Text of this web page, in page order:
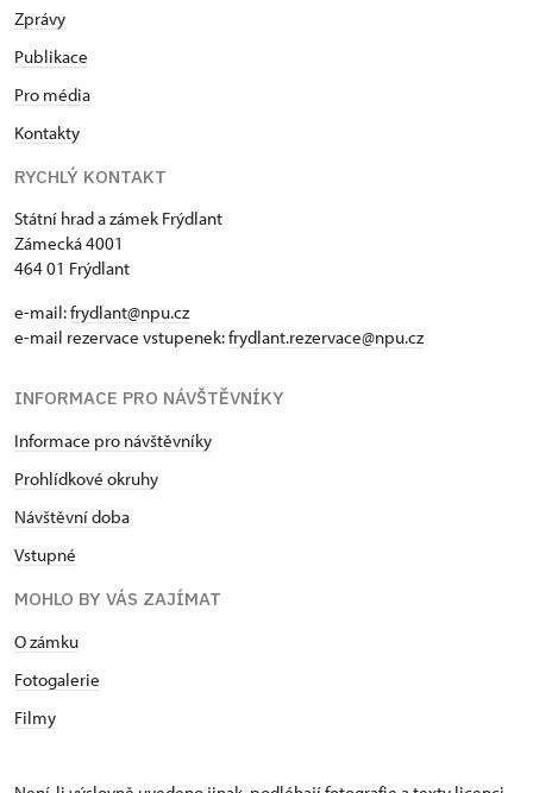
Zprávy
Publikace
Pro média
Kontakty
RYCHLÝ KONTAKT
Státní hrad a zámek Frýdlant
Zámecká 4001
464 01 Frýdlant
e-mail:frydlant@npu.cz
e-mail rezervace vstupenek:frydlant.rezervace@npu.cz
INFORMACE PRO NÁVŠTĚVNÍKY
Informace pro návštěvníky
Prohlídkové okruhy
Návštěvní doba
Vstupné
MOHLO BY VÁS ZAJÍMAT
O zámku
Fotogalerie
Filmy